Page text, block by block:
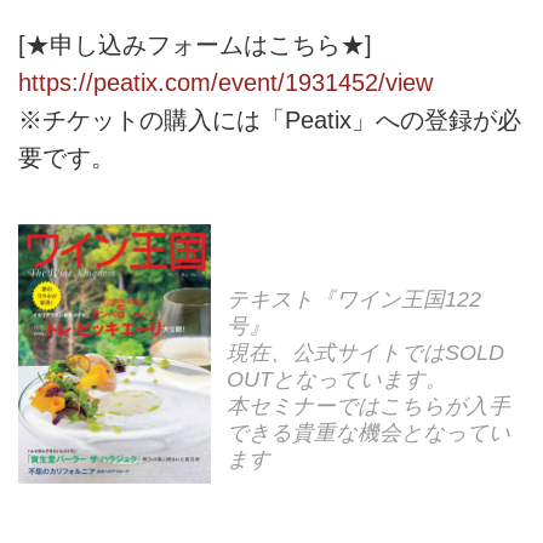
[★申し込みフォームはこちら★]
https://peatix.com/event/1931452/view
※チケットの購入には「Peatix」への登録が必
要です。
テキスト『ワイン王国122
号』
現在、公式サイトではSOLD
OUTとなっています。
本セミナーではこちらが入手
できる貴重な機会となってい
ます